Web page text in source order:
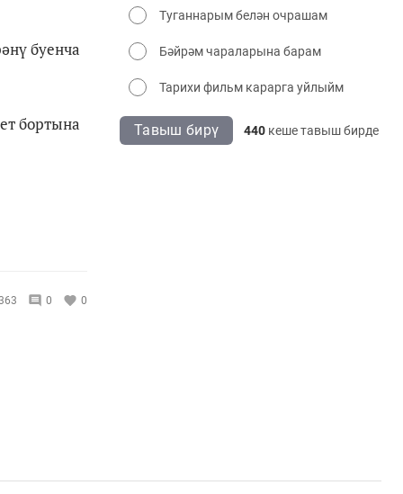
буенча
бортына
0 0
Туганнарым белән очрашам
Бәйрәм чараларына барам
Тарихи фильм карарга уйлыйм
Тавыш бирү 440 кеше тавыш бирде